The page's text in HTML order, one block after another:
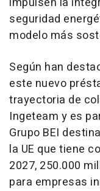
seguridad
modelo más
Según han
este nuevo
trayectoria de
Ingeteam y es
Grupo BEI
la UE que tiene
2027, 250.000
para empresas